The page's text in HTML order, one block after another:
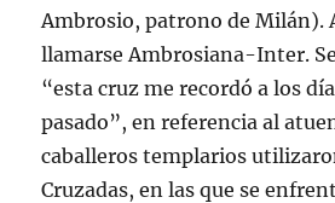
Ambrosio, patrono de Milán).
llamarse Ambrosiana-Inter.
“esta cruz me recordó a los
pasado”, en referencia al
caballeros templarios
Cruzadas, en las que se